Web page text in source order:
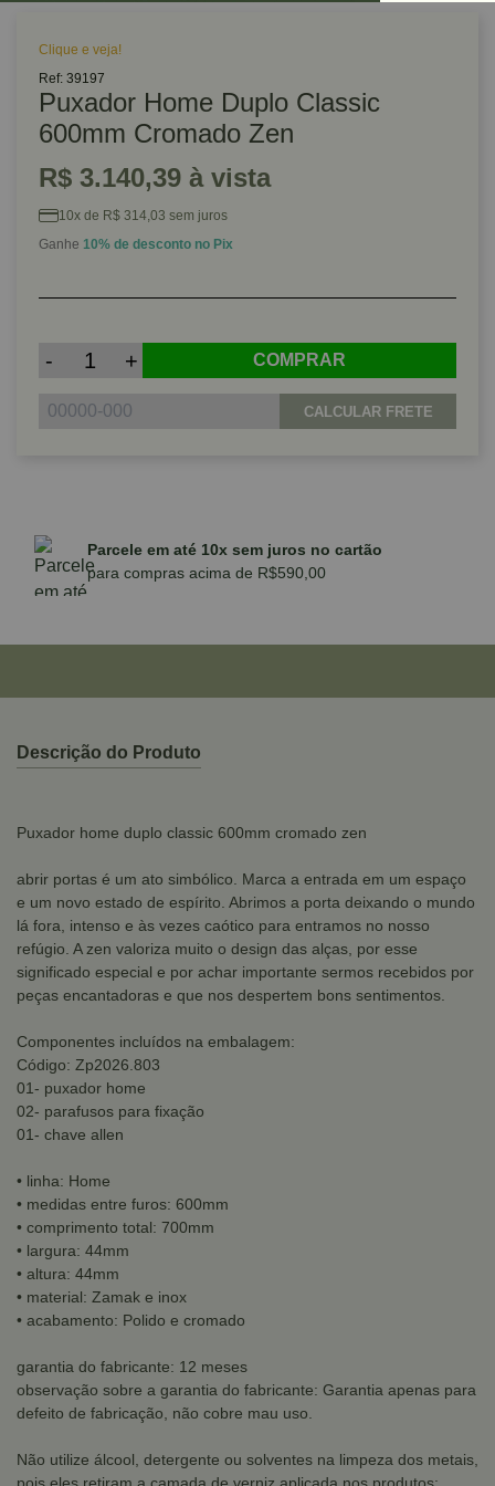
Clique e veja!
Ref: 39197
Puxador Home Duplo Classic
600mm Cromado Zen
R$ 3.140,39 à vista
10x de R$ 314,03 sem juros
Ganhe 10% de desconto no Pix
- + COMPRAR
CALCULAR FRETE
Parcele em até 10x sem juros no cartão
para compras acima de R$590,00
Descrição do Produto
Puxador home duplo classic 600mm cromado zen
abrir portas é um ato simbólico. Marca a entrada em um espaço
e um novo estado de espírito. Abrimos a porta deixando o mundo
lá fora, intenso e às vezes caótico para entramos no nosso
refúgio. A zen valoriza muito o design das alças, por esse
significado especial e por achar importante sermos recebidos por
peças encantadoras e que nos despertem bons sentimentos.
Componentes incluídos na embalagem:
Código: Zp2026.803
01- puxador home
02- parafusos para fixação
01- chave allen
• linha: Home
• medidas entre furos: 600mm
• comprimento total: 700mm
• largura: 44mm
• altura: 44mm
• material: Zamak e inox
• acabamento: Polido e cromado
garantia do fabricante: 12 meses
observação sobre a garantia do fabricante: Garantia apenas para
defeito de fabricação, não cobre mau uso.
Não utilize álcool, detergente ou solventes na limpeza dos metais,